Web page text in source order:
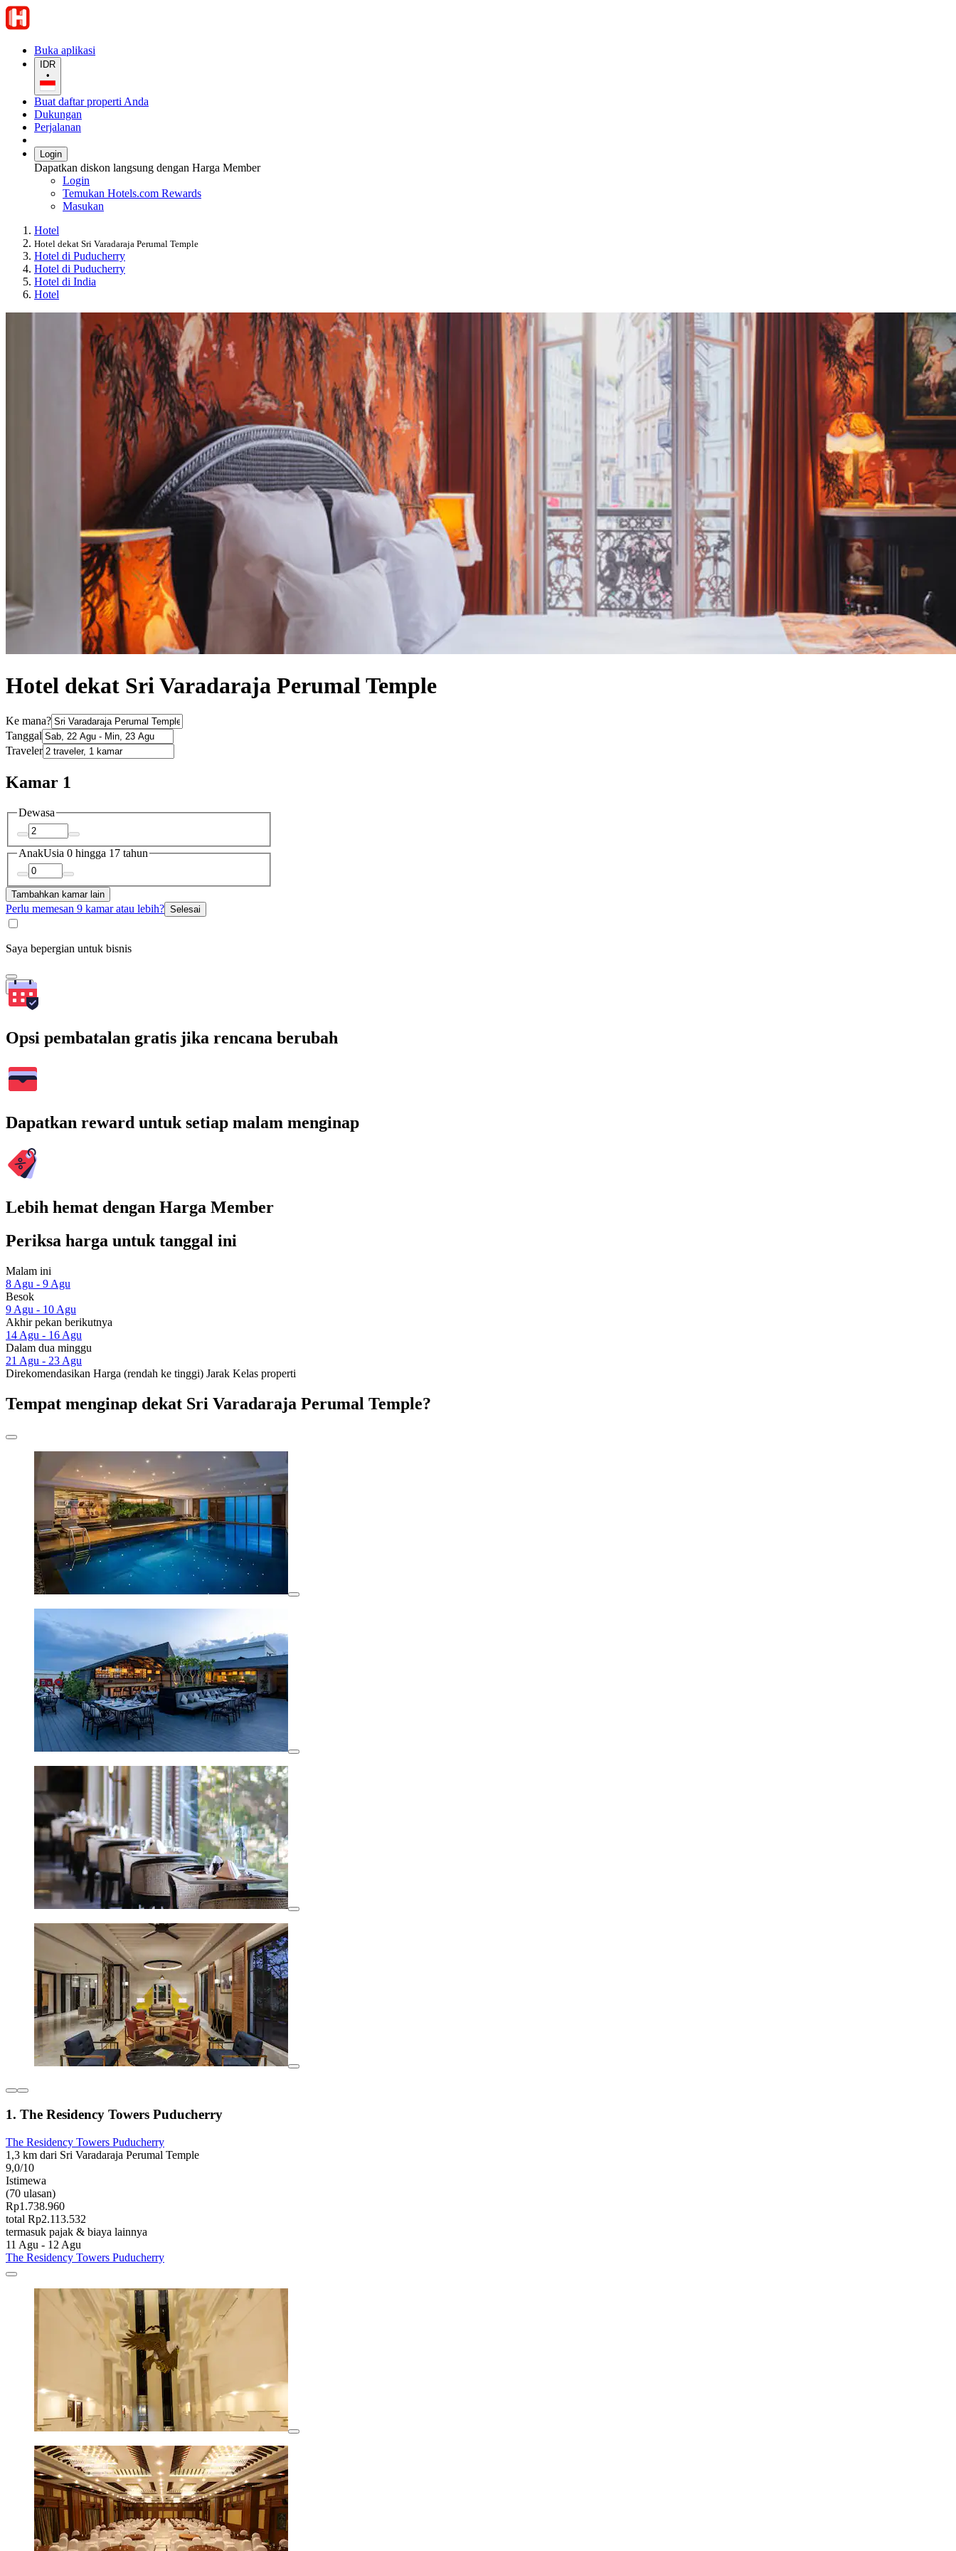
Buka aplikasi
IDR
•
Buat daftar properti Anda
Dukungan
Perjalanan
Login
Dapatkan diskon langsung dengan Harga Member
Login
Temukan Hotels.com Rewards
Masukan
Hotel
Hotel dekat Sri Varadaraja Perumal Temple
Hotel di Puducherry
Hotel di Puducherry
Hotel di India
Hotel
Hotel dekat Sri Varadaraja Perumal Temple
Ke mana?
Tanggal
Traveler
Kamar 1
Dewasa
AnakUsia 0 hingga 17 tahun
Tambahkan kamar lain
Perlu memesan 9 kamar atau lebih? Selesai
Saya bepergian untuk bisnis
Cari
Opsi pembatalan gratis jika rencana berubah
Dapatkan reward untuk setiap malam menginap
Lebih hemat dengan Harga Member
Periksa harga untuk tanggal ini
Malam ini
8 Agu - 9 Agu
Besok
9 Agu - 10 Agu
Akhir pekan berikutnya
14 Agu - 16 Agu
Dalam dua minggu
21 Agu - 23 Agu
Direkomendasikan Harga (rendah ke tinggi) Jarak Kelas properti
Tempat menginap dekat Sri Varadaraja Perumal Temple?
1. The Residency Towers Puducherry
The Residency Towers Puducherry
1,3 km dari Sri Varadaraja Perumal Temple
9,0/10
Istimewa
(70 ulasan)
Rp1.738.960
total Rp2.113.532
termasuk pajak & biaya lainnya
11 Agu - 12 Agu
The Residency Towers Puducherry